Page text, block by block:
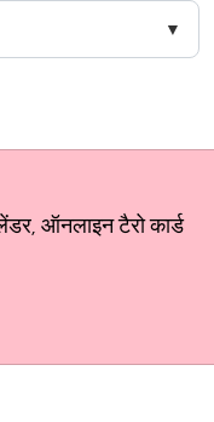
ऑनलाइन टैरो कार्ड